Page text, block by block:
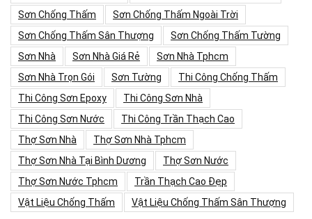
Sơn Chống Thấm
Sơn Chống Thấm Ngoài Trời
Sơn Chống Thấm Sân Thượng
Sơn Chống Thấm Tường
Sơn Nhà
Sơn Nhà Giá Rẻ
Sơn Nhà Tphcm
Sơn Nhà Trọn Gói
Sơn Tường
Thi Công Chống Thấm
Thi Công Sơn Epoxy
Thi Công Sơn Nhà
Thi Công Sơn Nước
Thi Công Trần Thạch Cao
Thợ Sơn Nhà
Thợ Sơn Nhà Tphcm
Thợ Sơn Nhà Tại Bình Dương
Thợ Sơn Nước
Thợ Sơn Nước Tphcm
Trần Thạch Cao Đẹp
Vật Liệu Chống Thấm
Vật Liệu Chống Thấm Sân Thượng